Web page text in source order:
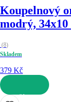
Koupelnový
modrý, 34x10
(8)
Skladem
379 Kč
DO KOŠÍKU